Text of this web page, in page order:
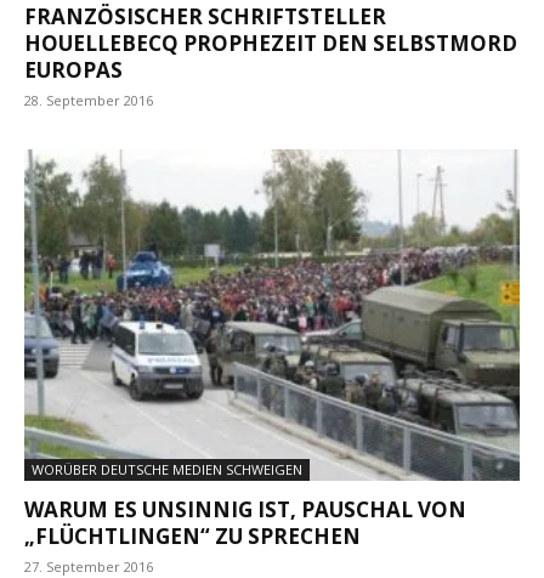
FRANZÖSISCHER SCHRIFTSTELLER
HOUELLEBECQ PROPHEZEIT DEN SELBSTMORD
EUROPAS
28. September 2016
WORÜBER DEUTSCHE MEDIEN SCHWEIGEN
WARUM ES UNSINNIG IST, PAUSCHAL VON
„FLÜCHTLINGEN“ ZU SPRECHEN
27. September 2016